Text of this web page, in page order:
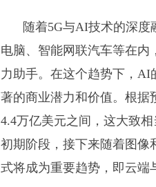
随着5G与AI技术的深
电脑、智能网联汽车等在
力助手。在这个趋势下，AI
著的商业潜力和价值。根据
4.4万亿美元之间，这大致
初期阶段，接下来随着图像
式将成为重要趋势，即云端